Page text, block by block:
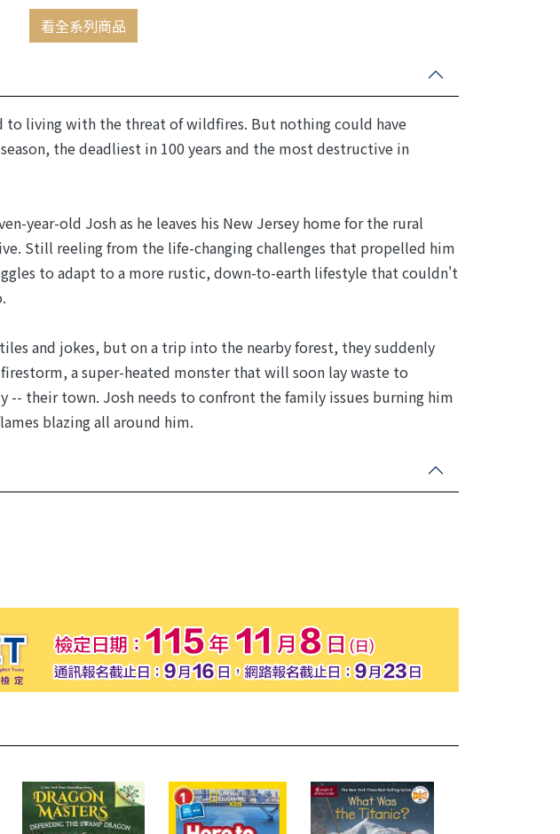
看全系列商品
to living with the threat of wildfires. But nothing could have
the deadliest in 100 years and the most destructive in
year-old Josh as he leaves his New Jersey home for the rural
Still reeling from the life-changing challenges that propelled him
to adapt to a more rustic, down-to-earth lifestyle that couldn't
and jokes, but on a trip into the nearby forest, they suddenly
a super-heated monster that will soon lay waste to
-- their town. Josh needs to confront the family issues burning him
blazing all around him.